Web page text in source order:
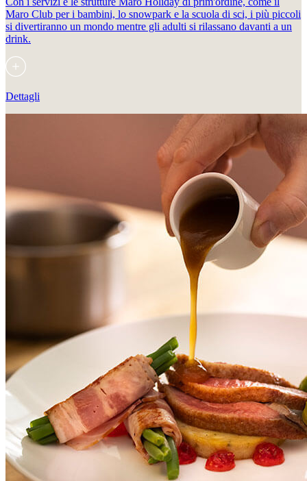
Maro Club per i bambini, lo snowpark e la scuola di sci, i più piccoli
si divertiranno un mondo mentre gli adulti si rilassano davanti a un
drink.
Dettagli